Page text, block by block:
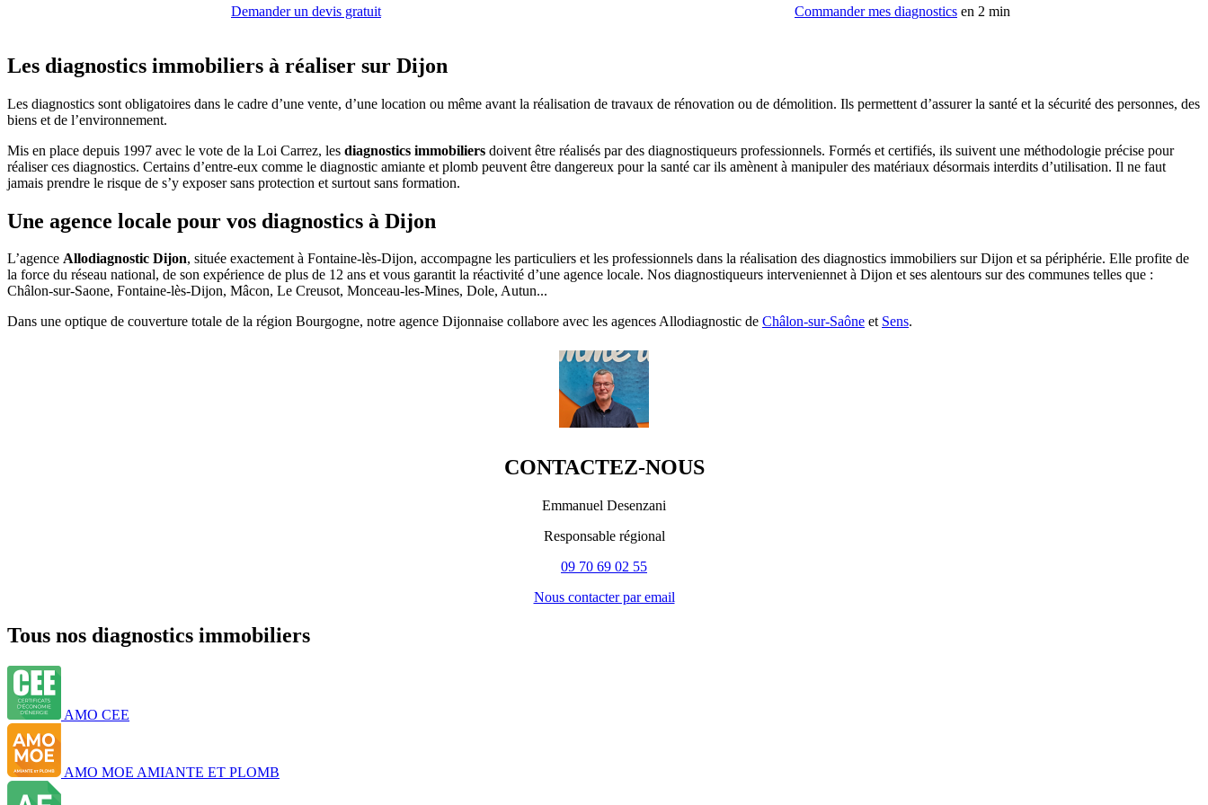
Demander un devis gratuit Commander mes diagnostics en 2 min
Les diagnostics immobiliers à réaliser sur Dijon
Les diagnostics sont obligatoires dans le cadre d’une vente, d’une location ou même avant la réalisation de travaux de rénovation ou de démolition. Ils permettent d’assurer la santé et la sécurité des personnes, des
biens et de l’environnement.
Mis en place depuis 1997 avec le vote de la Loi Carrez, les diagnostics immobiliers doivent être réalisés par des diagnostiqueurs professionnels. Formés et certifiés, ils suivent une méthodologie précise pour
réaliser ces diagnostics. Certains d’entre-eux comme le diagnostic amiante et plomb peuvent être dangereux pour la santé car ils amènent à manipuler des matériaux désormais interdits d’utilisation. Il ne faut
jamais prendre le risque de s’y exposer sans protection et surtout sans formation.
Une agence locale pour vos diagnostics à Dijon
L’agence Allodiagnostic Dijon, située exactement à Fontaine-lès-Dijon, accompagne les particuliers et les professionnels dans la réalisation des diagnostics immobiliers sur Dijon et sa périphérie. Elle profite de
la force du réseau national, de son expérience de plus de 12 ans et vous garantit la réactivité d’une agence locale. Nos diagnostiqueurs interveniennet à Dijon et ses alentours sur des communes telles que :
Châlon-sur-Saone, Fontaine-lès-Dijon, Mâcon, Le Creusot, Monceau-les-Mines, Dole, Autun...
Dans une optique de couverture totale de la région Bourgogne, notre agence Dijonnaise collabore avec les agences Allodiagnostic de Châlon-sur-Saône et Sens.
CONTACTEZ-NOUS
Emmanuel Desenzani
Responsable régional
09 70 69 02 55
Nous contacter par email
Tous nos diagnostics immobiliers
AMO CEE
AMO MOE AMIANTE ET PLOMB